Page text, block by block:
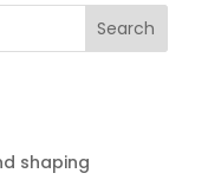
Search
shaping